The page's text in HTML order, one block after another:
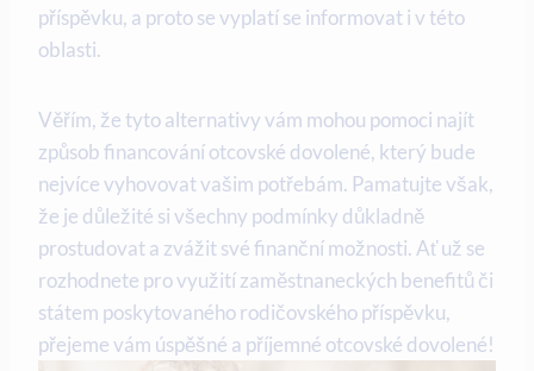
příspěvku, a proto se vyplatí se informovat i v této
oblasti.
Věřím, že⁤ tyto alternativy vám mohou pomoci najít
způsob financování otcovské dovolené, který bude
‌nejvíce vyhovovat vašim potřebám.⁢ Pamatujte však,
že je důležité si všechny podmínky ‍důkladně
prostudovat a zvážit‌ své finanční možnosti. Ať už se
rozhodnete pro využití‍ zaměstnaneckých⁢ benefitů či​
státem poskytovaného rodičovského příspěvku,
přejeme vám úspěšné a příjemné otcovské dovolené!